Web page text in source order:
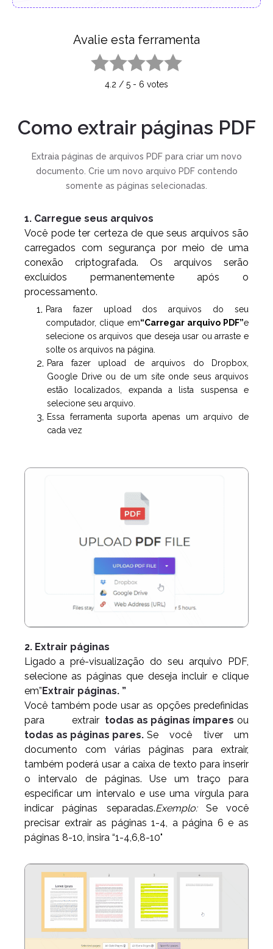
Avalie esta ferramenta
4.2 / 5 - 6 votes
Como extrair páginas PDF
Extraia páginas de arquivos PDF para criar um novo
documento. Crie um novo arquivo PDF contendo
somente as páginas selecionadas.
1. Carregue seus arquivos
Você pode ter certeza de que seus arquivos são
carregados com segurança por meio de uma
conexão criptografada. Os arquivos serão
excluídos permanentemente após o
processamento.
Para fazer upload dos arquivos do seu
computador, clique em“Carregar arquivo PDF”e
selecione os arquivos que deseja usar ou arraste e
solte os arquivos na página.
Para fazer upload de arquivos do Dropbox,
Google Drive ou de um site onde seus arquivos
estão localizados, expanda a lista suspensa e
selecione seu arquivo.
Essa ferramenta suporta apenas um arquivo de
cada vez
2. Extrair páginas
Ligado a pré-visualização do seu arquivo PDF,
selecione as páginas que deseja incluir e clique
em” Extrair páginas. ”
Você também pode usar as opções predefinidas
para extrair todas as páginas ímpares ou
todas as páginas pares. Se você tiver um
documento com várias páginas para extrair,
também poderá usar a caixa de texto para inserir
o intervalo de páginas. Use um traço para
especificar um intervalo e use uma vírgula para
indicar páginas separadas.Exemplo:Se você
precisar extrair as páginas 1-4, a página 6 e as
páginas 8-10, insira “1-4,6,8-10"